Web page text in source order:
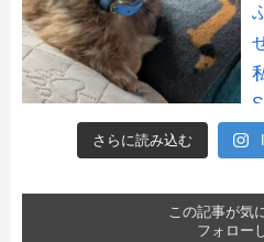
さらに読み込む
この記事が気
フォロー